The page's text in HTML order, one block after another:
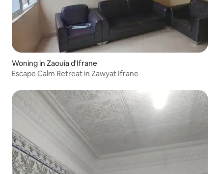
Woning in Zaouia d'Ifrane
Escape Calm Retreat in Zawyat Ifrane